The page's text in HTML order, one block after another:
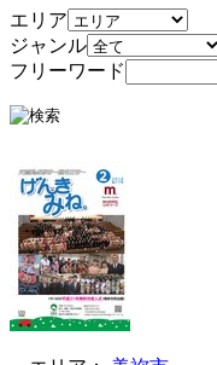
エリア
ジャンル
フリーワード